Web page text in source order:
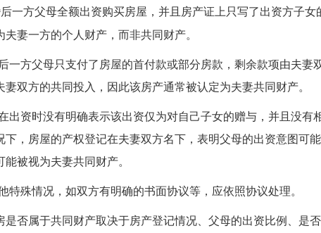
一方父母全额出资购买房屋，并且房产证上只写了出资方子
妻一方的个人财产，而非共同财产。
一方父母只支付了房屋的首付款或部分房款，剩余款项由夫妻
双方的共同投入，因此该房产通常被认定为夫妻共同财产。
出资时没有明确表示该出资仅为对自己子女的赠与，并且没有
，房屋的产权登记在夫妻双方名下，表明父母的出资意图可
被视为夫妻共同财产。
特殊情况，如双方有明确的书面协议等，应依照协议处理。
否属于共同财产取决于房产登记情况、父母的出资比例、是